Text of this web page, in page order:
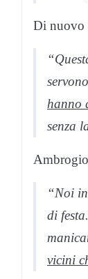
Di nuovo
hanno
senza
“Noi
di
vicini